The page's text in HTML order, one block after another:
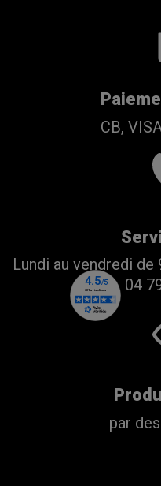
CB,
Lundi au vendredi de
04
par